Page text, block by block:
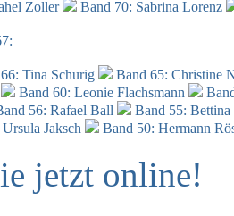
Zoller
Band 70: Sabrina Lorenz
Tina Schurig
Band 65: Christine
Band 60: Leonie Flachsmann
56: Rafael Ball
Band 55:
Jaksch Band 50: Hermann
jetzt online!